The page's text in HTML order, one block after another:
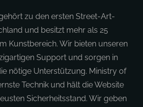
zu den ersten Street-Art-
und besitzt mehr als 25
Kunstbereich. Wir bieten unseren
Support und sorgen in
nötige Unterstützung. Ministry of
Technik und hält die Website
Sicherheitsstand. Wir geben